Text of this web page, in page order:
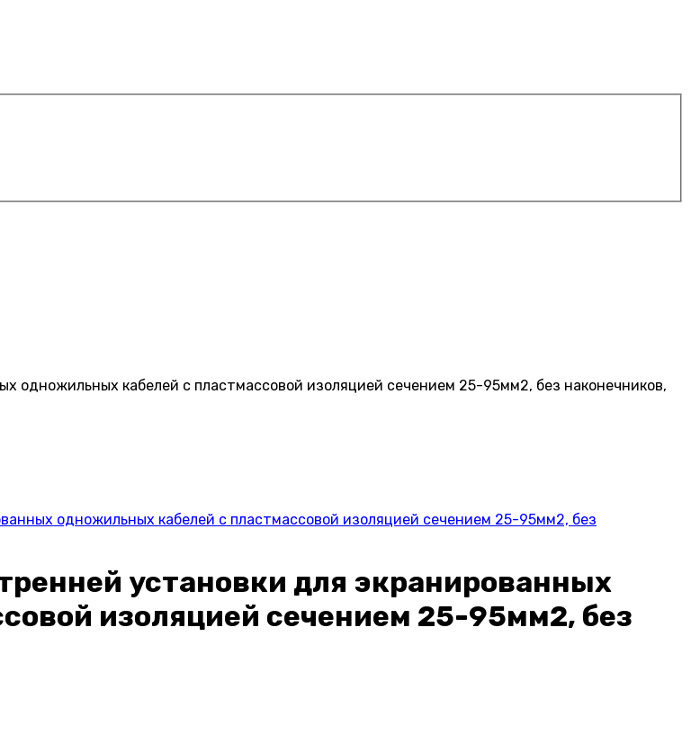
одножильных кабелей с пластмассовой изоляцией сечением 25-95мм2, без наконечников,
одножильных кабелей с пластмассовой изоляцией сечением 25-95мм2, без
установки для экранированных
изоляцией сечением 25-95мм2, без